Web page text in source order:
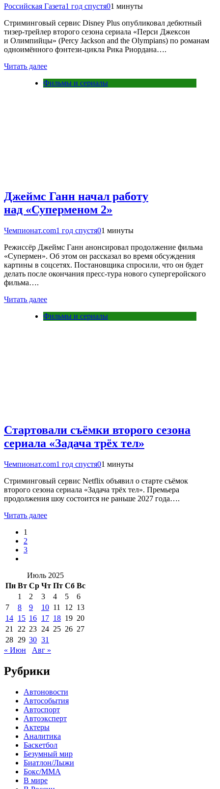
Российская Газета1 год спустя01 минуты
Стриминговый сервис Disney Plus опубликовал дебютный
тизер-трейлер второго сезона сериала «Перси Джексон
и Олимпийцы» (Percy Jackson and the Olympians) по романам
одноимённого фэнтези-цикла Рика Риордана….
Читать далее
Фильмы и сериалы
Джеймс Ганн начал работу
над «Суперменом 2»
Чемпионат.com1 год спустя01 минуты
Режиссёр Джеймс Ганн анонсировал продолжение фильма
«Супермен». Об этом он рассказал во время обсуждения
картины в соцсетях. Постановщика спросили, что он будет
делать после окончания пресс-тура нового супергеройского
фильма….
Читать далее
Фильмы и сериалы
Стартовали съёмки второго сезона
сериала «Задача трёх тел»
Чемпионат.com1 год спустя01 минуты
Стриминговый сервис Netflix объявил о старте съёмок
второго сезона сериала «Задача трёх тел». Премьера
продолжения шоу состоится не раньше 2027 года….
Читать далее
1
2
3
Июль 2025
Пн Вт Ср Чт Пт Сб Вс
1
2 3 4 5
6
7
8 9 10 11 12 13
14 15 16 17 18 19 20
21
22 23 24 25 26 27
28 29 30 31
« Июн
Авг »
Рубрики
Автоновости
Автособытия
Автоспорт
Автоэксперт
Актеры
Аналитика
Баскетбол
Безумный мир
Биатлон/Лыжи
Бокс/MMA
В мире